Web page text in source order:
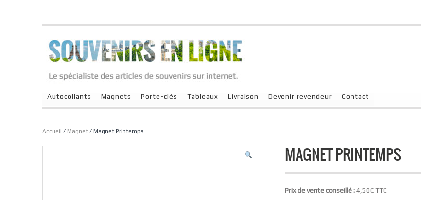
Autocollants Magnets Porte-clés Tableaux Livraison Devenir revendeur Contact
Accueil / Magnet / Magnet Printemps
MAGNET PRINTEMPS
Prix de vente conseillé :4,50€ TTC